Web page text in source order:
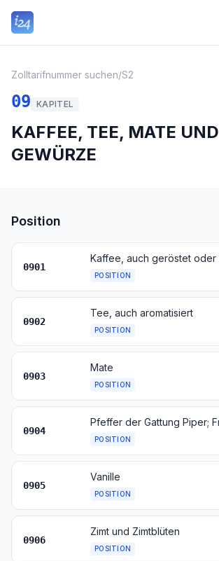
Zolltarifnummer suchen/S2
09 KAPITEL
KAFFEE, TEE, MATE UND
GEWÜRZE
Position
0901
POSITION
0902
Tee, auch aromatisiert
POSITION
0903
Mate
POSITION
0904
POSITION
0905
Vanille
POSITION
0906
Zimt und Zimtblüten
POSITION